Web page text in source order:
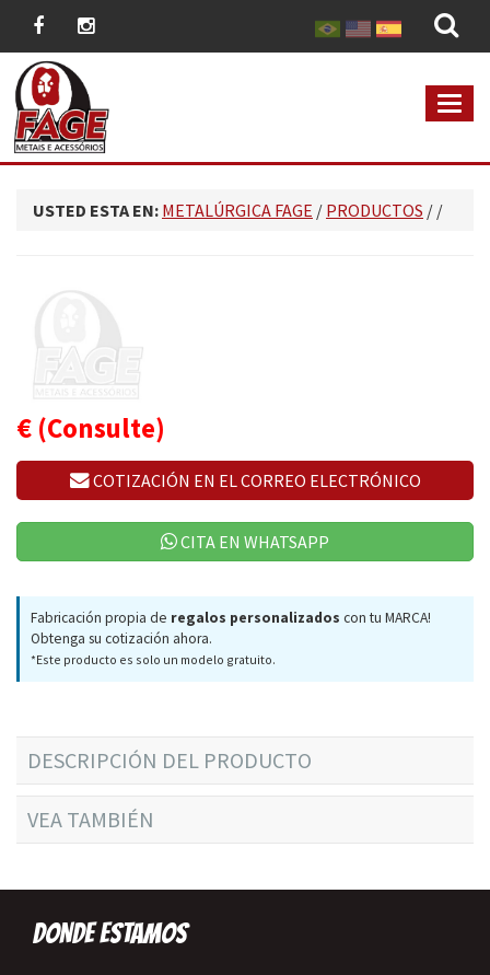
USTED ESTA EN: METALÚRGICA FAGE / PRODUCTOS / /
€ (Consulte)
COTIZACIÓN EN EL CORREO ELECTRÓNICO
CITA EN WHATSAPP
Fabricación propia de regalos personalizados con tu MARCA!
Obtenga su cotización ahora.
*Este producto es solo un modelo gratuito.
DESCRIPCIÓN DEL PRODUCTO
VEA TAMBIÉN
DONDE ESTAMOS